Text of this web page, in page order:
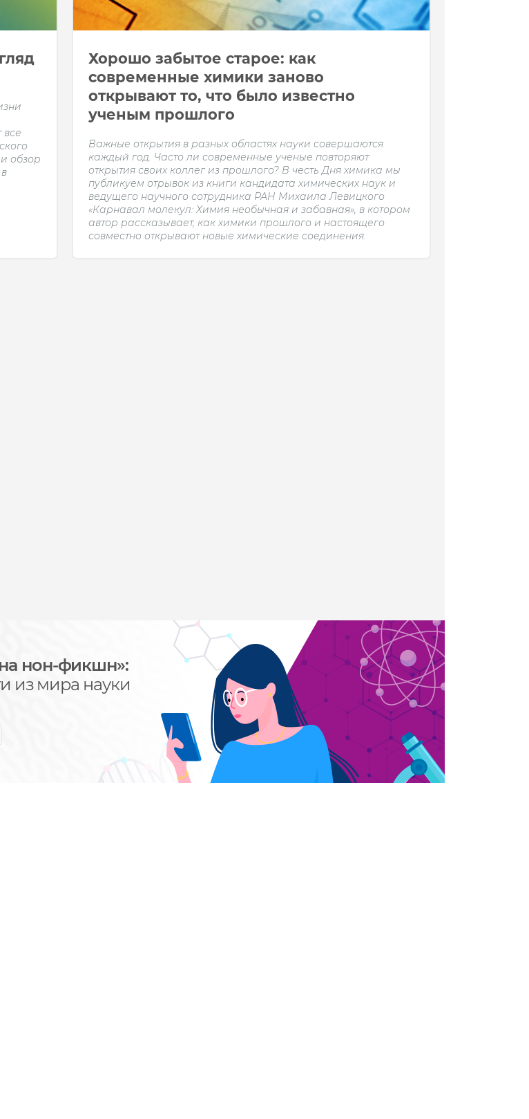
обзор
Хорошо забытое старое: как
современные химики заново
открывают то, что было известно
ученым прошлого
Важные открытия в разных областях науки совершаются
каждый год. Часто ли современные ученые повторяют
открытия своих коллег из прошлого? В честь Дня химика мы
публикуем отрывок из книги кандидата химических наук и
ведущего научного сотрудника РАН Михаила Левицкого
«Карнавал молекул: Химия необычная и забавная», в котором
автор рассказывает, как химики прошлого и настоящего
совместно открывают новые химические соединения.
нон-фикшн»:
из мира науки